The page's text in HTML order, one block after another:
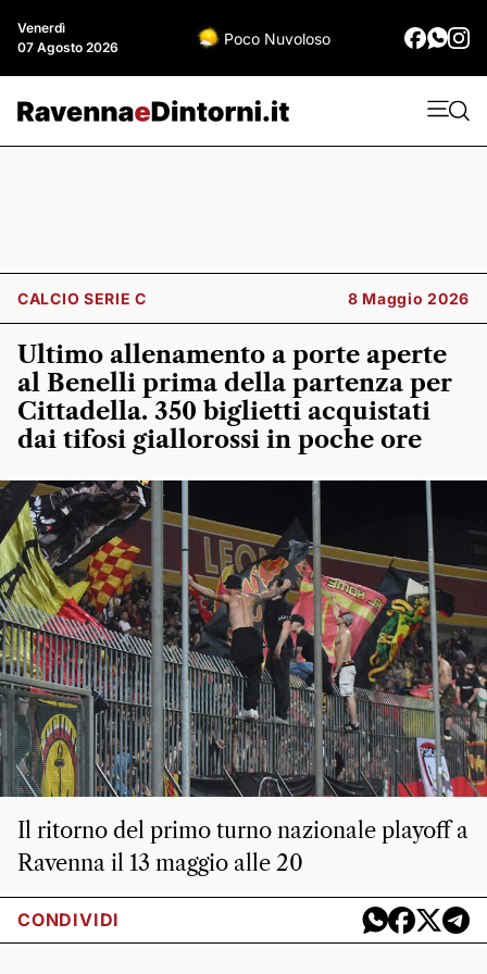
Venerdì
07 Agosto 2026
Poco Nuvoloso
CALCIO SERIE C 8 Maggio 2026
Ultimo allenamento a porte aperte
al Benelli prima della partenza per
Cittadella. 350 biglietti acquistati
dai tifosi giallorossi in poche ore
Il ritorno del primo turno nazionale playoff a
Ravenna il 13 maggio alle 20
CONDIVIDI